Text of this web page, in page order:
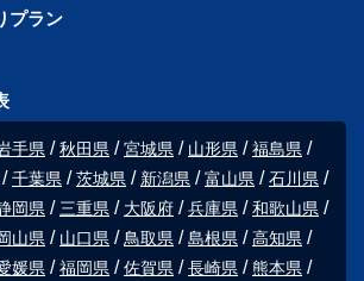
プラン
手県 秋田県 宮城県 山形県
福島県
千葉県 茨城県 新潟県 富山県
石川県
岡県 三重県 大阪府 兵庫県
和歌山県
山県 山口県 鳥取県 島根県
高知県
媛県 福岡県 佐賀県 長崎県
熊本県